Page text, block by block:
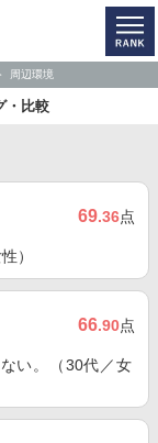
周辺環境
・比較
69.36点
）
66.90点
い。（30代／女